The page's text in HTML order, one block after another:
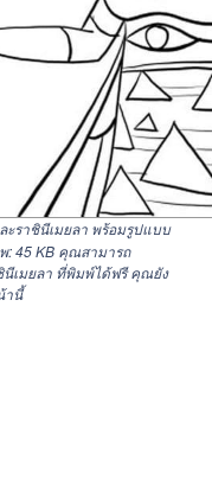
ะราชินีเมยลา พร้อมรูปแบบ
: 45 KB คุณสามารถ
เมยลา ที่พิมพ์ได้ฟรี คุณยัง
านี้